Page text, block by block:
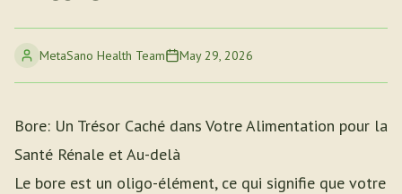
MetaSano Health Team May 29, 2026
Bore: Un Trésor Caché dans Votre Alimentation pour la
Santé Rénale et Au-delà
Le bore est un oligo-élément, ce qui signifie que votre